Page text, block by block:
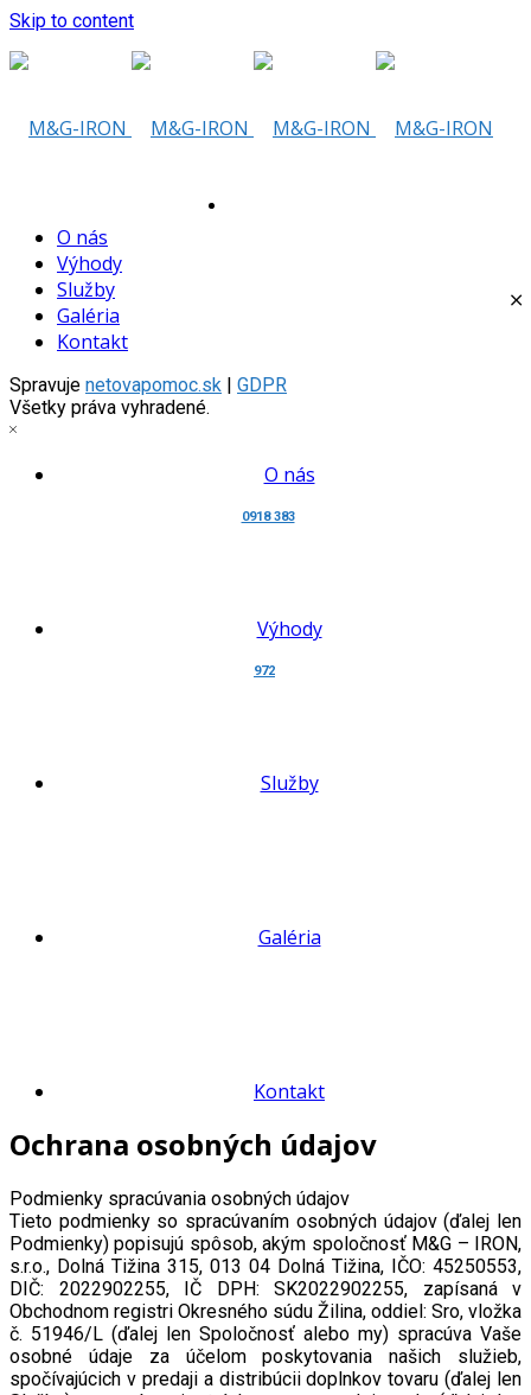
Skip to content
0918 383
972
O nás
Výhody
Služby
Galéria
Kontakt
O nás
Výhody
Služby
Galéria
Kontakt
Spravuje netovapomoc.sk | GDPR
Všetky práva vyhradené.
Ochrana osobných údajov
Podmienky spracúvania osobných údajov
Tieto podmienky so spracúvaním osobných údajov (ďalej len
Podmienky) popisujú spôsob, akým spoločnosť M&G – IRON,
s.r.o., Dolná Tižina 315, 013 04 Dolná Tižina, IČO: 45250553,
DIČ: 2022902255, IČ DPH: SK2022902255, zapísaná v
Obchodnom registri Okresného súdu Žilina, oddiel: Sro, vložka
č. 51946/L (ďalej len Spoločnosť alebo my) spracúva Vaše
osobné údaje za účelom poskytovania našich služieb,
spočívajúcich v predaji a distribúcii doplnkov tovaru (ďalej len